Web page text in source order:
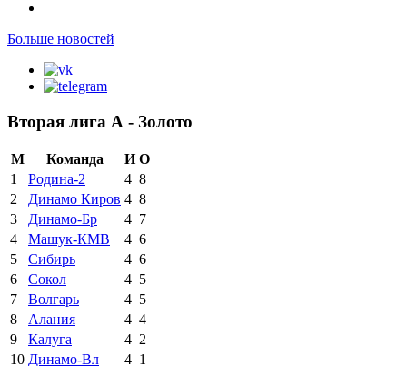
Больше новостей
Вторая лига А - Золото
М Команда И О
1
Родина-2 4 8
2
Динамо Киров 4 8
3
Динамо-Бр 4 7
4
Машук-КМВ 4 6
5
Сибирь 4 6
6
Сокол 4 5
7
Волгарь 4 5
8
Алания 4 4
9
Калуга 4 2
10 Динамо-Вл 4 1